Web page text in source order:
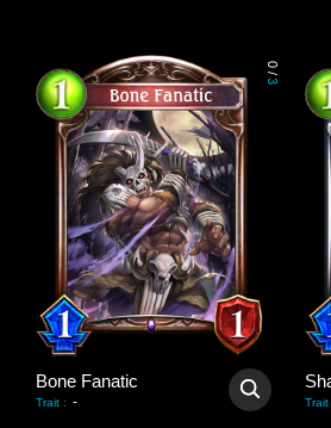
0
/
3
Bone Fanatic
Trait : - Trait